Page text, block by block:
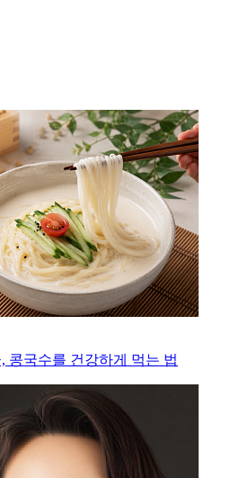
콩국수를 건강하게 먹는 법